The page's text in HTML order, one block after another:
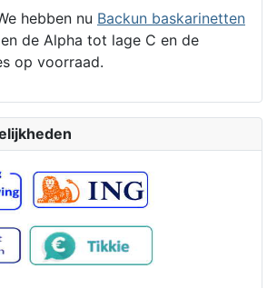
hebben nu Backun baskarinetten
de Alpha tot lage C en de
op voorraad.